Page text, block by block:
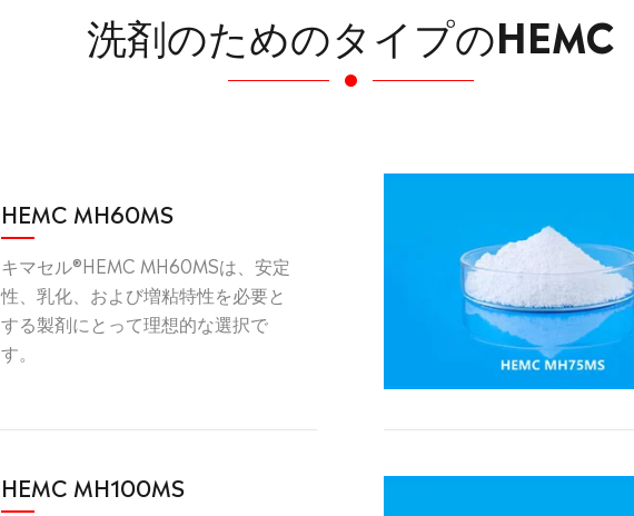
洗剤のためのタイプのHEMC
HEMC MH60MS
キマセル®HEMC MH60MSは、安定
性、乳化、および増粘特性を必要と
する製剤にとって理想的な選択で
す。
HEMC MH100MS